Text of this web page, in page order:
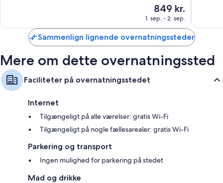
1.010
anmeldelser
Prisen
er
849 kr.
849 kr.
1. sep. - 2. sep.
1.224
Sammenlign lignende overnatningssteder
Mere om dette overnatningssted
Faciliteter på overnatningsstedet
Internet
Tilgængeligt på alle værelser: gratis Wi-Fi
Tilgængeligt på nogle fællesarealer: gratis Wi-Fi
Parkering og transport
Ingen mulighed for parkering på stedet
Mad og drikke